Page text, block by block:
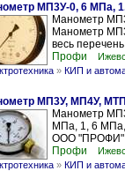
МП3У-0, 6 МПа,
Манометр
Манометр
весь
Профи
» КИП и
МП3У, МП4У,
Манометр
МПа, 1, 6
ООО "ПРОФИ"
Профи
» КИП и